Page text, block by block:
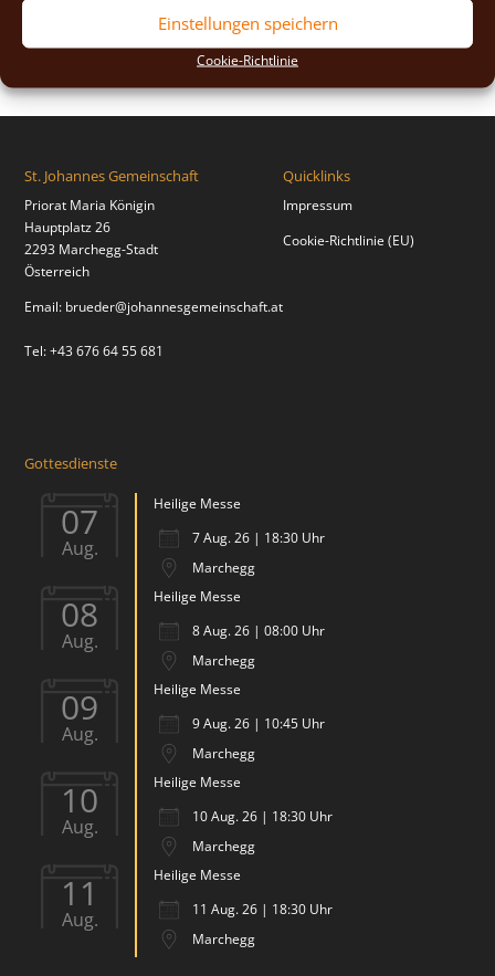
Einstellungen speichern
Cookie-Richtlinie
St. Johannes Gemeinschaft
Priorat Maria Königin
Hauptplatz 26
2293 Marchegg-Stadt
Österreich
Email: brueder@johannesgemeinschaft.at
Tel: +43 676 64 55 681
Quicklinks
Impressum
Cookie-Richtlinie (EU)
Gottesdienste
07
Aug.
Heilige Messe
7 Aug. 26 | 18:30 Uhr
Marchegg
08
Aug.
Heilige Messe
8 Aug. 26 | 08:00 Uhr
Marchegg
09
Aug.
Heilige Messe
9 Aug. 26 | 10:45 Uhr
Marchegg
10
Aug.
Heilige Messe
10 Aug. 26 | 18:30 Uhr
Marchegg
11
Aug.
Heilige Messe
11 Aug. 26 | 18:30 Uhr
Marchegg